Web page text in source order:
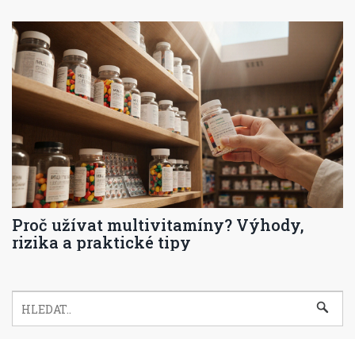
Proč užívat multivitamíny? Výhody,
rizika a praktické tipy